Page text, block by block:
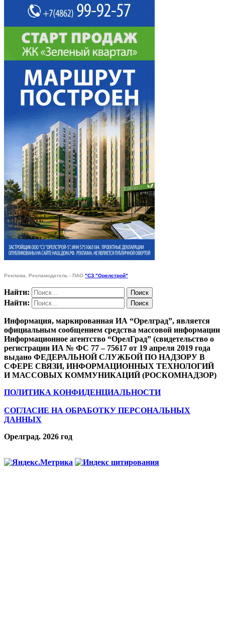
Реклама. Рекламодатель - ПАО "СЗ "Орелстрой"
Найти:
Найти:
Информация, маркированная ИА “Орелград”, является
официальным сообщением средства массовой информации
Информационное агентство “ОрелГрад” (свидетельство о
регистрации ИА № ФС 77 – 75617 от 19 апреля 2019 года
выдано ФЕДЕРАЛЬНОЙ СЛУЖБОЙ ПО НАДЗОРУ В
СФЕРЕ СВЯЗИ, ИНФОРМАЦИОННЫХ ТЕХНОЛОГИЙ
И МАССОВЫХ КОММУНИКАЦИЙ (РОСКОМНАДЗОР)
ПОЛИТИКА КОНФИДЕНЦИАЛЬНОСТИ
СОГЛАСИЕ НА ОБРАБОТКУ ПЕРСОНАЛЬНЫХ
ДАННЫХ
Орелград. 2026 год